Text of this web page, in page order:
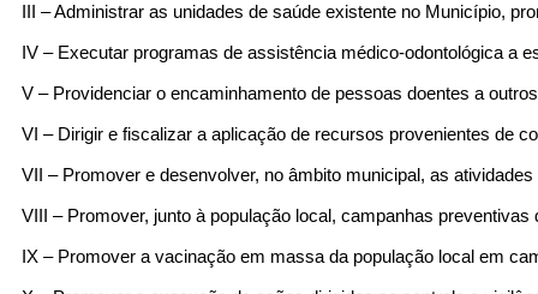
Ligue para nós
(77) 3691-2145
administracao@malhada.ba.gov.br
III – Administrar as unidades de saúde existente no Município,
IV – Executar programas de assistência médico-odontológica a
V – Providenciar o encaminhamento de pessoas doentes a
VI – Dirigir e fiscalizar a aplicação de recursos provenientes de
VII – Promover e desenvolver, no âmbito municipal, as
VIII – Promover, junto à população local, campanhas preventivas
IX – Promover a vacinação em massa da população local em